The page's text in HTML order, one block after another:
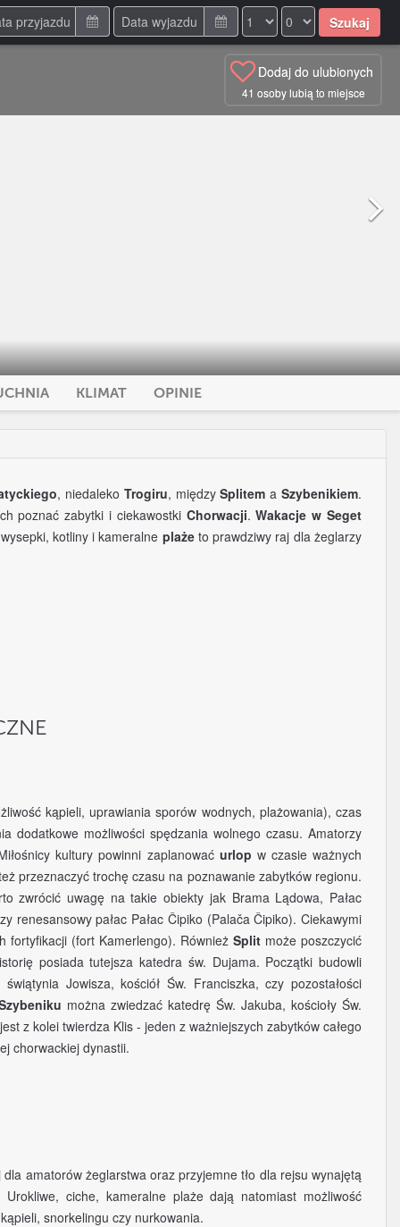
Szukaj
Dodaj do ulubionych
41 osoby lubią to miejsce
KLIMAT OPINIE
, niedaleko Trogiru, międzySplitem aSzybenikiem.
poznać zabytki i ciekawostki Chorwacji.Wakacje w Seget
kotliny i kameralne plażeto prawdziwy raj dla żeglarzy
kąpieli, uprawiania sporów wodnych, plażowania), czas
dodatkowe możliwości spędzania wolnego czasu. Amatorzy
kultury powinni zaplanować urlop w czasie ważnych
przeznaczyć trochę czasu na poznawanie zabytków regionu.
zwrócić uwagę na takie obiekty jak Brama Lądowa, Pałac
renesansowy pałac Pałac Čipiko (Palača Čipiko). Ciekawymi
fortyfikacji (fort Kamerlengo). Również Splitmoże poszczycić
posiada tutejsza katedra św. Dujama. Początki budowli
Jowisza, kościół Św. Franciszka, czy pozostałości
można zwiedzać katedrę Św. Jakuba, kościoły Św.
z kolei twierdza Klis - jeden z ważniejszych zabytków całego
chorwackiej dynastii.
amatorów żeglarstwa oraz przyjemne tło dla rejsu wynajętą
ciche, kameralne plaże dają natomiast możliwość
snorkelingu czy nurkowania.